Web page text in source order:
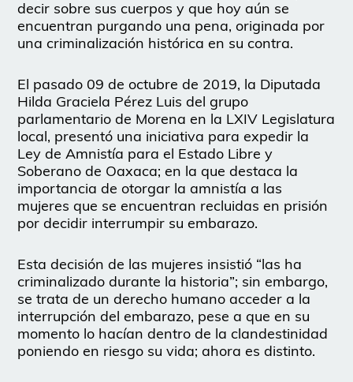
decir sobre sus cuerpos y que hoy aún se
encuentran purgando una pena, originada por
una criminalización histórica en su contra.
El pasado 09 de octubre de 2019, la Diputada
Hilda Graciela Pérez Luis del grupo
parlamentario de Morena en la LXIV Legislatura
local, presentó una iniciativa para expedir la
Ley de Amnistía para el Estado Libre y
Soberano de Oaxaca; en la que destaca la
importancia de otorgar la amnistía a las
mujeres que se encuentran recluidas en prisión
por decidir interrumpir su embarazo.
Esta decisión de las mujeres insistió “las ha
criminalizado durante la historia”; sin embargo,
se trata de un derecho humano acceder a la
interrupción del embarazo, pese a que en su
momento lo hacían dentro de la clandestinidad
poniendo en riesgo su vida; ahora es distinto.